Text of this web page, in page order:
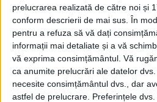
prelucrarea realizată de către noi și
conform descrierii de mai sus. În
pentru a refuza să vă dați
informații mai detaliate și a vă
vă exprima consimțământul. Vă
ca anumite prelucrări ale datelor
necesite consimțământul dvs., dar
astfel de prelucrare. Preferințele